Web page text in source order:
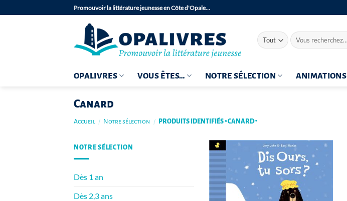
au
Promouvoir la littérature jeunesse en Côte d'Opale…
Recherche
pour :
OPALIVRES VOUS ÊTES… NOTRE SÉLECTION ANIMATIONS
Canard
Accueil / Notre sélection / PRODUITS IDENTIFIÉS “CANARD”
NOTRE SÉLECTION
Dès 1 an
Dès 2,3 ans